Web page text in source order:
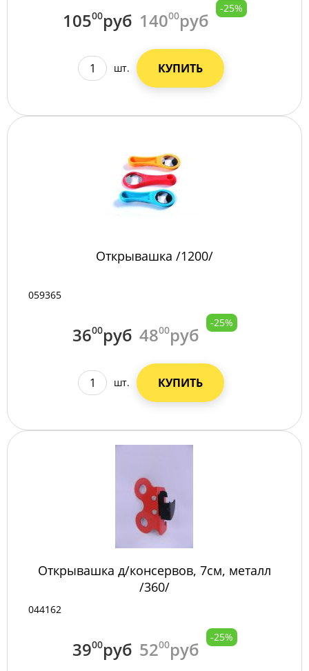
10500руб 14000руб
-25%
шт. КУПИТЬ
Открывашка /1200/
059365
3600руб 4800руб
-25%
шт. КУПИТЬ
Открывашка д/консервов, 7см, металл
/360/
044162
3900руб 5200руб
-25%